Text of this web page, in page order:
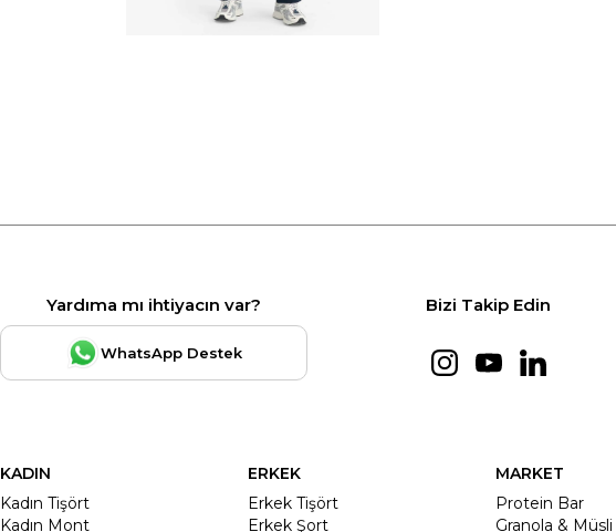
Yardıma mı ihtiyacın var?
WhatsApp Destek
Bizi Takip Edin
KADIN
Kadın Tişört
Kadın Mont
ERKEK
Erkek Tişört
Erkek Şort
MARKET
Protein Bar
Granola & Müsli